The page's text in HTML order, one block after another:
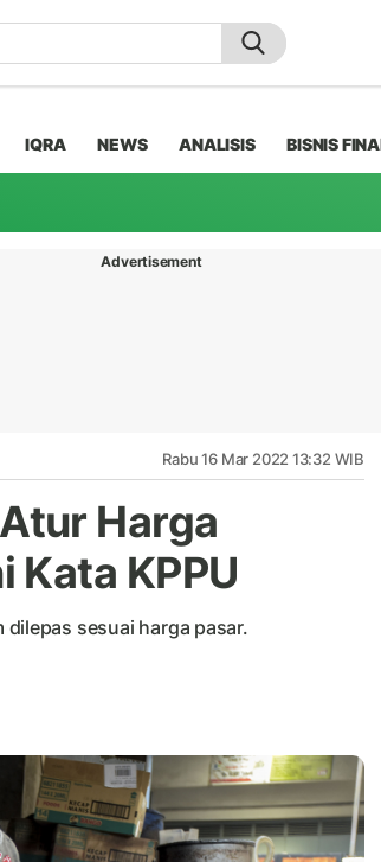
IQRA NEWS ANALISIS BISNIS
Advertisement
Rabu 16 Mar 2022 13:32 WIB
Harga
Kata KPPU
sesuai harga pasar.